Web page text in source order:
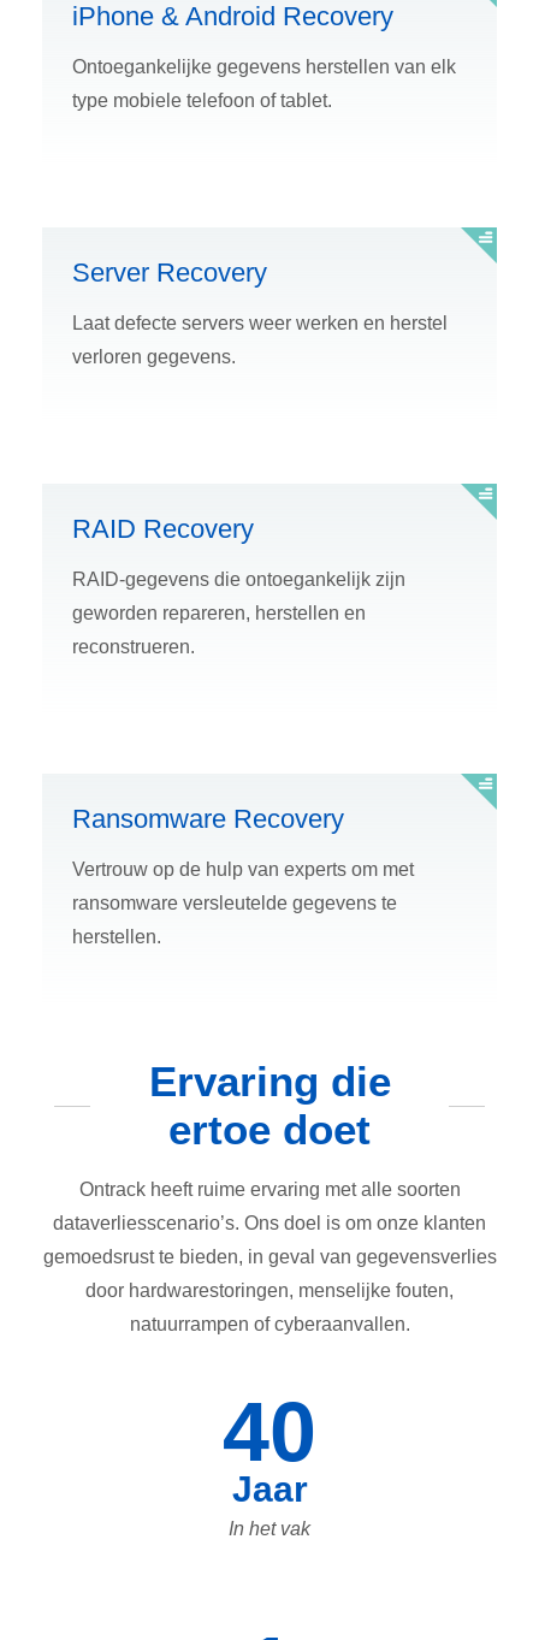
iPhone & Android Recovery
Ontoegankelijke gegevens herstellen van elk
type mobiele telefoon of tablet.
Server Recovery
Laat defecte servers weer werken en herstel
verloren gegevens.
RAID Recovery
RAID-gegevens die ontoegankelijk zijn
geworden repareren, herstellen en
reconstrueren.
Ransomware Recovery
Vertrouw op de hulp van experts om met
ransomware versleutelde gegevens te
herstellen.
Ervaring die
ertoe doet
Ontrack heeft ruime ervaring met alle soorten
dataverliesscenario’s. Ons doel is om onze klanten
gemoedsrust te bieden, in geval van gegevensverlies
door hardwarestoringen, menselijke fouten,
natuurrampen of cyberaanvallen.
40
Jaar
In het vak